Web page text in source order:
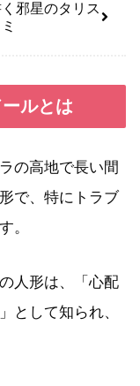
邪星のタリス
ルとは
の高地で長い間
で、特にトラブ
。
人形は、「心配
として知られ、